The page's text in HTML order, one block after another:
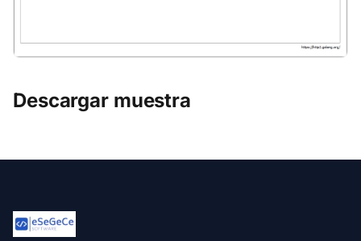
Descargar muestra